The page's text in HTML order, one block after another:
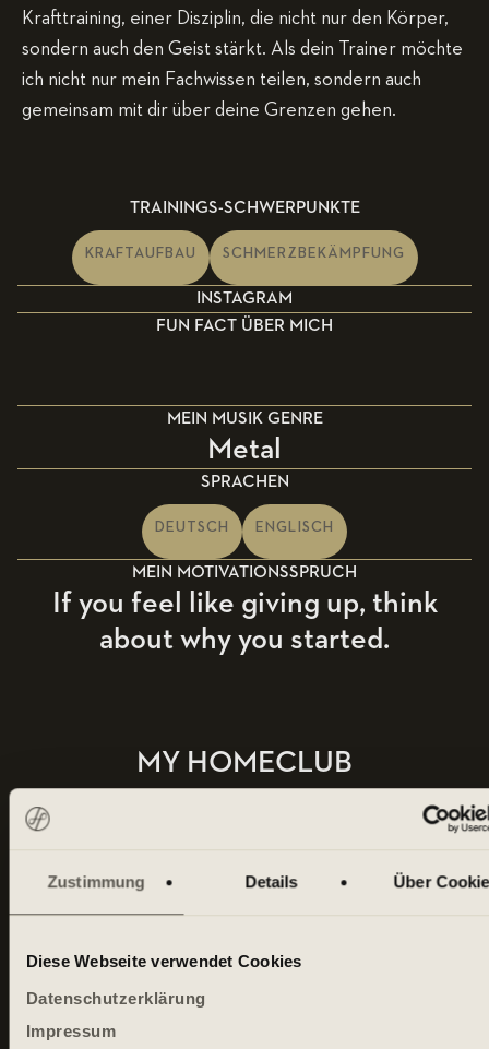
Zustimmung Details Über
Diese Webseite verwendet Cookies
Datenschutzerklärung
Impressum
Krafttraining, einer Disziplin, die nicht nur den Körper,
sondern auch den Geist stärkt. Als dein Trainer möchte
ich nicht nur mein Fachwissen teilen, sondern auch
gemeinsam mit dir über deine Grenzen gehen.
TRAININGS-SCHWERPUNKTE
KRAFTAUFBAU SCHMERZBEKÄMPFUNG
INSTAGRAM
FUN FACT ÜBER MICH
MEIN MUSIK GENRE
Metal
SPRACHEN
DEUTSCH ENGLISCH
MEIN MOTIVATIONSSPRUCH
If you feel like giving up, think
about why you started.
MY HOMECLUB
Berlin Neue Welt